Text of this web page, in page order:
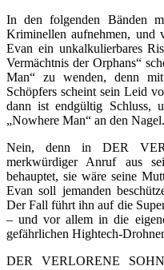
In den folgenden Bänden
Kriminellen aufnehmen, und
Evan ein unkalkulierbares
Vermächtnis der Orphans“
Man“ zu wenden, denn
Schöpfers scheint sein Leid
dann ist endgültig Schluss,
„Nowhere Man“ an den
Nein, denn in DER
merkwürdiger Anruf aus
behauptet, sie wäre seine
Evan soll jemanden
Der Fall führt ihn auf die
– und vor allem in die
gefährlichen Hightech-
DER VERLORENE